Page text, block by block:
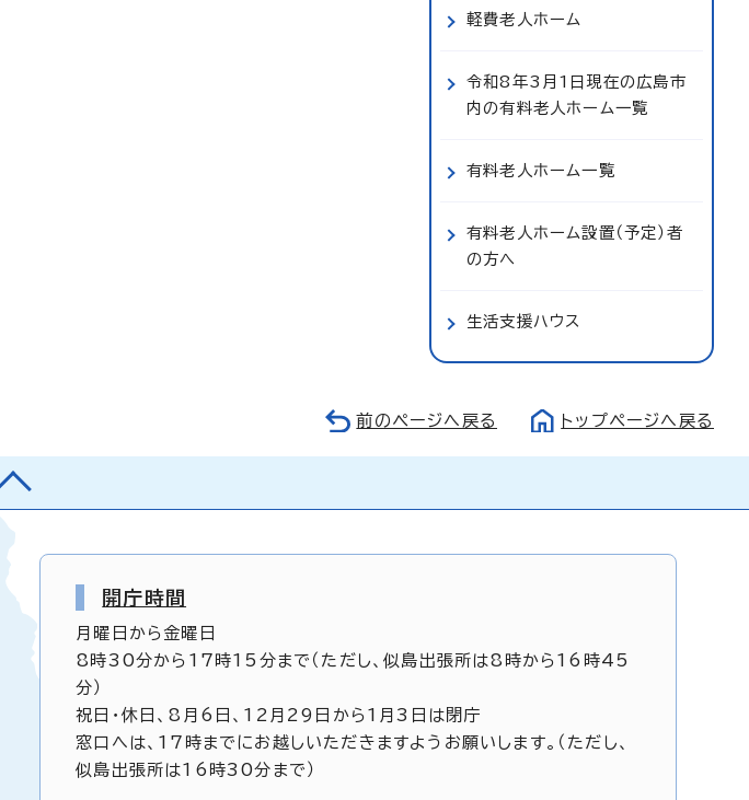
軽費老人ホーム
令和8年3月1日現在の広島市
内の有料老人ホーム一覧
有料老人ホーム一覧
有料老人ホーム設置（予定）者
の方へ
生活支援ハウス
前のページへ戻る トップページへ戻る
開庁時間
月曜日から金曜日
8時30分から17時15分まで（ただし、似島出張所は8時から16時45
分）
祝日・休日、8月6日、12月29日から1月3日は閉庁
窓口へは、17時までにお越しいただきますようお願いします。（ただし、
似島出張所は16時30分まで）